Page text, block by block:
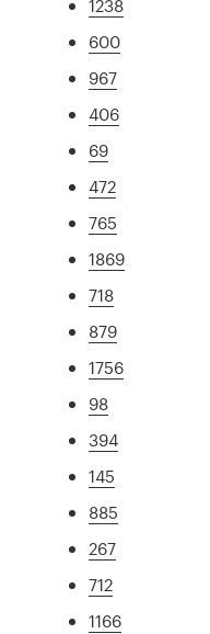
1238
600
967
406
69
472
765
1869
718
879
1756
98
394
145
885
267
712
1166